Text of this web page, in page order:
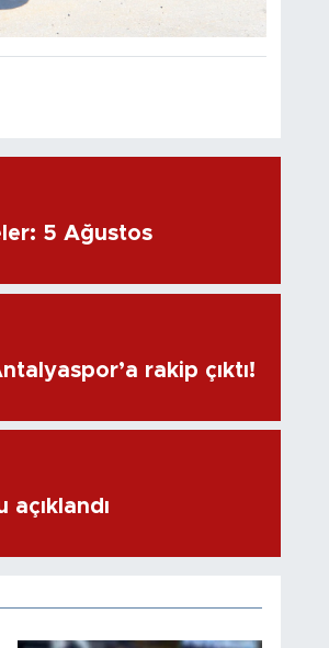
5 Ağustos
rakip çıktı!